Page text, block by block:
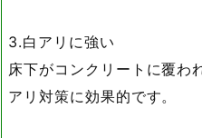
3.白アリに強い
床下がコンクリートに覆わ
アリ対策に効果的です。